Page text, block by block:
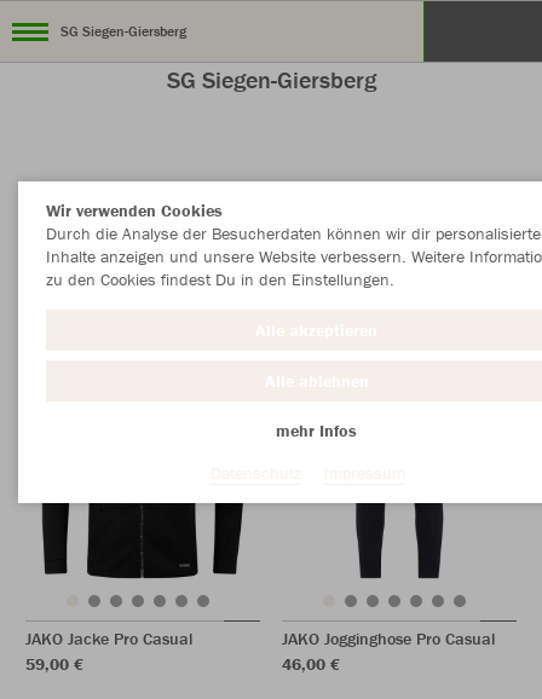
SG Siegen-Giersberg
SG Siegen-Giersberg
JAKO Jacke Pro Casual
59,00 €
JAKO Jogginghose Pro Casual
46,00 €
Wir verwenden Cookies
Durch die Analyse der Besucherdaten können wir dir personalisierte
Inhalte anzeigen und unsere Website verbessern. Weitere
zu den Cookies findest Du in den Einstellungen.
mehr Infos